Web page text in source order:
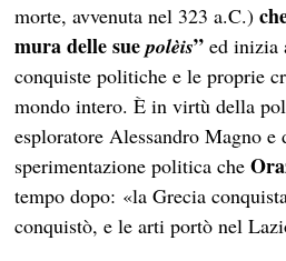
morte, avvenuta nel 323 a.C.)
mura delle suepolèis”ed inizia
conquiste politiche e le proprie
mondo intero. È in virtù della
esploratore Alessandro Magno e
sperimentazione politica che
tempo dopo: «la Grecia
conquistò, e le arti portò nel